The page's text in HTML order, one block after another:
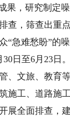
，研究制定
查，筛查出重
急难愁盼”的噪
日至6月23日
、文旅、教育
施工、道路施
展全面排查，